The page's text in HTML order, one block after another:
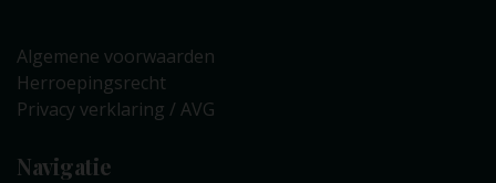
Algemene voorwaarden
Herroepingsrecht
Privacy verklaring / AVG
Navigatie